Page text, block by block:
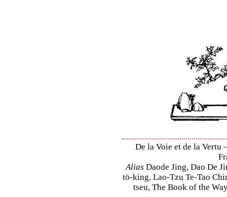
De la Voie et de la Vertu
Alias Daode Jing, Dao De
tö-king, Lao-Tzu Te-Tao
tseu, The Book of the